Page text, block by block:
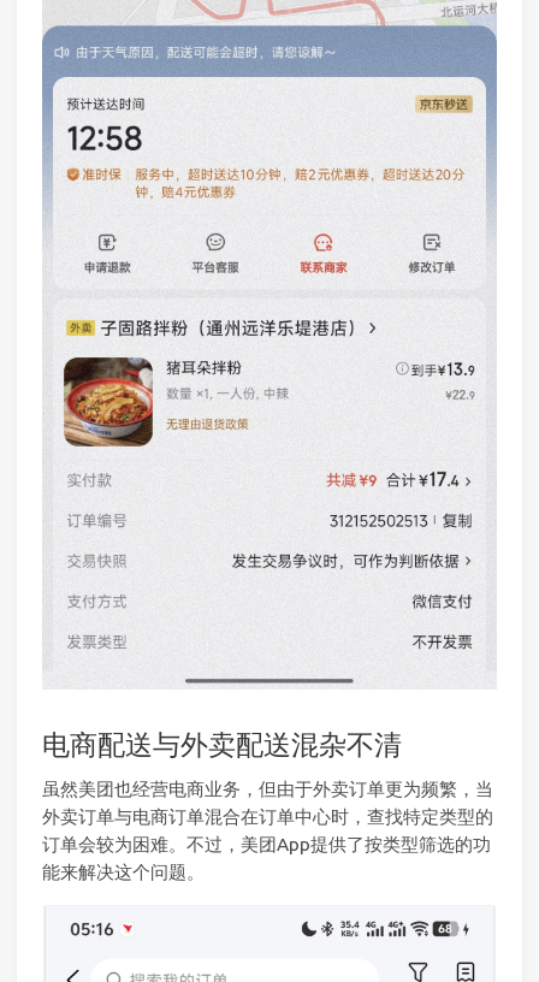
电商配送与外卖配送混杂不清
虽然美团也经营电商业务，但由于外卖订单更为频繁，当
外卖订单与电商订单混合在订单中心时，查找特定类型的
订单会较为困难。不过，美团App提供了按类型筛选的功
能来解决这个问题。